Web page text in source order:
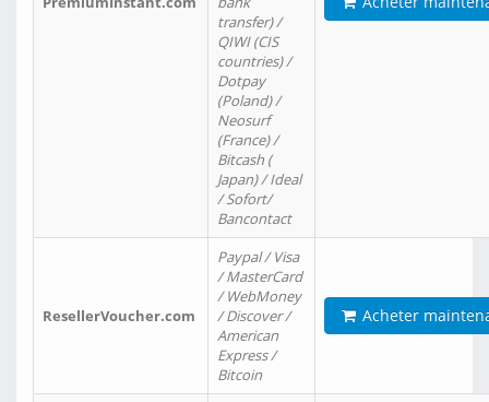
transfer) /
QIWI (CIS
countries) /
Dotpay
(Poland) /
Neosurf
(France) /
Bitcash (
Japan) / Ideal
/ Sofort/
Bancontact
ResellerVoucher.com
Paypal / Visa
/ MasterCard
/ WebMoney
/ Discover /
American
Express /
Bitcoin
Acheter